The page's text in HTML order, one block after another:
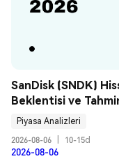
SanDisk (SNDK)
Beklentisi ve
Piyasa Analizleri
2026-08-06
10-15d
2026-08-06